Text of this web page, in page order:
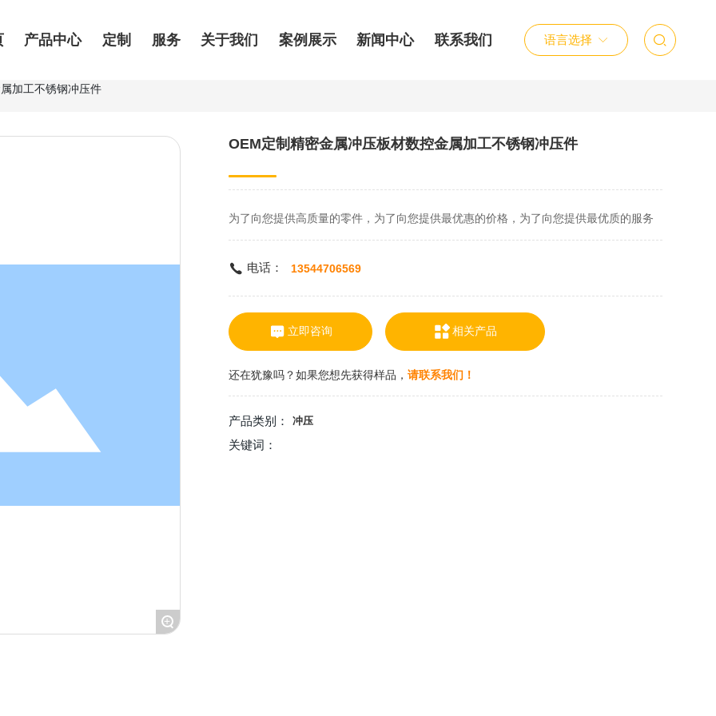
产品中心 定制 服务 关于我们 案例展示 新闻中心 联系我们 语言选择  
加工不锈钢冲压件
+
OEM定制精密金属冲压板材数控金属加工不锈钢冲压件
为了向您提供高质量的零件，为了向您提供最优惠的价格，为了向您提供最优质的服务
电话： 13544706569
立即咨询 相关产品
还在犹豫吗？如果您想先获得样品，请联系我们！
产品类别： 冲压
关键词：